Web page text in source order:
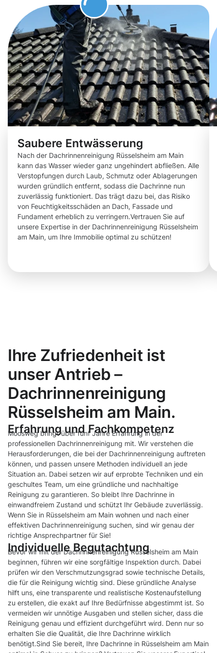
Saubere Entwässerung
Nach der Dachrinnenreinigung Rüsselsheim am Main
kann das Wasser wieder ganz ungehindert abfließen. Alle
Verstopfungen durch Laub, Schmutz oder Ablagerungen
wurden gründlich entfernt, sodass die Dachrinne nun
zuverlässig funktioniert. Das trägt dazu bei, das Risiko
von Feuchtigkeitsschäden an Dach, Fassade und
Fundament erheblich zu verringern.Vertrauen Sie auf
unsere Expertise in der Dachrinnenreinigung Rüsselsheim
am Main, um Ihre Immobilie optimal zu schützen!
Ihre Zufriedenheit ist
unser Antrieb –
Dachrinnenreinigung
Rüsselsheim am Main.
Erfahrung und Fachkompetenz
Moosweg bringt über fünf Jahre Erfahrung in der
professionellen Dachrinnenreinigung mit. Wir verstehen die
Herausforderungen, die bei der Dachrinnenreinigung auftreten
können, und passen unsere Methoden individuell an jede
Situation an. Dabei setzen wir auf erprobte Techniken und ein
geschultes Team, um eine gründliche und nachhaltige
Reinigung zu garantieren. So bleibt Ihre Dachrinne in
einwandfreiem Zustand und schützt Ihr Gebäude zuverlässig.
Wenn Sie in Rüsselsheim am Main wohnen und nach einer
effektiven Dachrinnenreinigung suchen, sind wir genau der
richtige Ansprechpartner für Sie!
Individuelle Begutachtung
Bevor wir mit der Dachrinnenreinigung Rüsselsheim am Main
beginnen, führen wir eine sorgfältige Inspektion durch. Dabei
prüfen wir den Verschmutzungsgrad sowie technische Details,
die für die Reinigung wichtig sind. Diese gründliche Analyse
hilft uns, eine transparente und realistische Kostenaufstellung
zu erstellen, die exakt auf Ihre Bedürfnisse abgestimmt ist. So
vermeiden wir unnötige Ausgaben und stellen sicher, dass die
Reinigung genau und effizient durchgeführt wird. Denn nur so
erhalten Sie die Qualität, die Ihre Dachrinne wirklich
benötigt.Sind Sie bereit, Ihre Dachrinne in Rüsselsheim am Main